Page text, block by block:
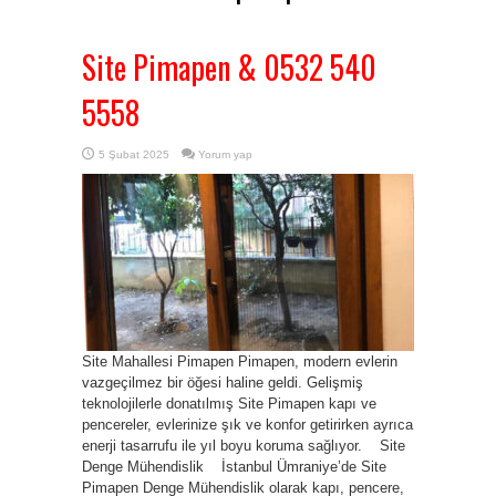
Site Pimapen & 0532 540
5558
5 Şubat 2025 Yorum yap
Site Mahallesi Pimapen Pimapen, modern evlerin
vazgeçilmez bir öğesi haline geldi. Gelişmiş
teknolojilerle donatılmış Site Pimapen kapı ve
pencereler, evlerinize şık ve konfor getirirken ayrıca
enerji tasarrufu ile yıl boyu koruma sağlıyor. Site
Denge Mühendislik İstanbul Ümraniye’de Site
Pimapen Denge Mühendislik olarak kapı, pencere,